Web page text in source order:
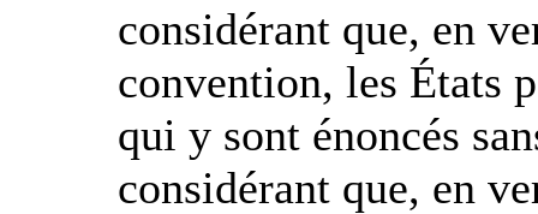
considérant que, en
convention, les États
qui y sont énoncés
considérant que, en